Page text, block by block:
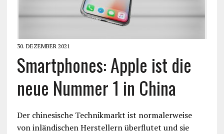
30. DEZEMBER 2021
Smartphones: Apple ist die
neue Nummer 1 in China
Der chinesische Technikmarkt ist normalerweise
von inländischen Herstellern überflutet und sie